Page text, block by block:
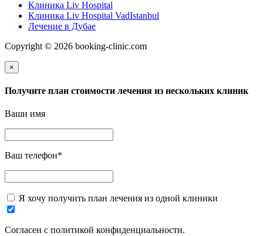
Клиника Liv Hospital
Клиника Liv Hospital VadIstanbul
Лечение в Дубае
Copyright © 2026 booking-clinic.com
×
Получите план стоимости лечения из нескольких клиник
Ваши имя
Ваш телефон*
Я хочу получить план лечения из одной клиники
Согласен с политикой конфиденциальности.